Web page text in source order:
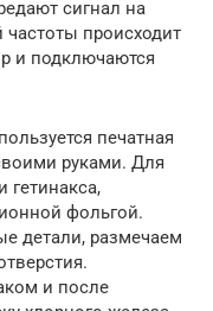
сигнал на
частоты происходит
и подключаются
печатная
руками. Для
гетинакса,
фольгой.
детали, размечаем
и после